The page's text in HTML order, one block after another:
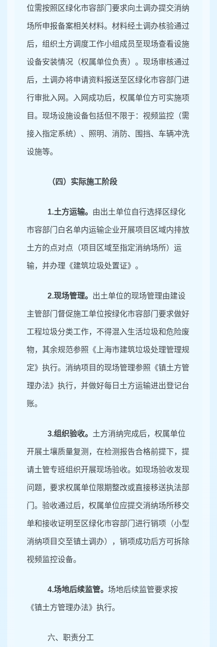
位需按照区绿化市容部门要求向土调办提交消纳
场所申报备案相关材料。材料经土调办核验通过
后，组织土方调度工作小组成员至现场查看设施
设备安装情况（权属单位负责）。现场审核通过
后，土调办将申请资料报送至区绿化市容部门进
行审批入网。入网成功后，权属单位方可实施项
目。现场设施设备包括但不限于：视频监控（需
接入指定系统）、照明、消防、围挡、车辆冲洗
设施等。
（四）实际施工阶段
1.土方运输。 由出土单位自行选择区绿化
市容部门白名单内运输企业开展项目区域内排放
土方的点对点（项目区域至指定消纳场所）运
输，并办理《建筑垃圾处置证》。
2.现场管理。 出土单位的现场管理由建设
主管部门督促施工单位按绿化市容部门要求做好
工程垃圾分类工作，不得混入生活垃圾和危险废
物，其余规范参照《上海市建筑垃圾处理管理规
定》执行。消纳项目的现场管理参照《镇土方管
理办法》执行，并做好每日土方运输进出登记台
账。
3.组织验收。 土方消纳完成后，权属单位
开展土壤质量复测，在检测报告合格前提下，提
请土管专班组织开展现场验收。如现场验收发现
问题，要求权属单位限期整改或直接移送执法部
门。验收通过后，权属单位应提交消纳场所移交
单和接收证明至区绿化市容部门进行销项（小型
消纳项目交至镇土调办），销项成功后方可拆除
视频监控设备。
4.场地后续监管。 场地后续监管要求按
《镇土方管理办法》执行。
六、职责分工